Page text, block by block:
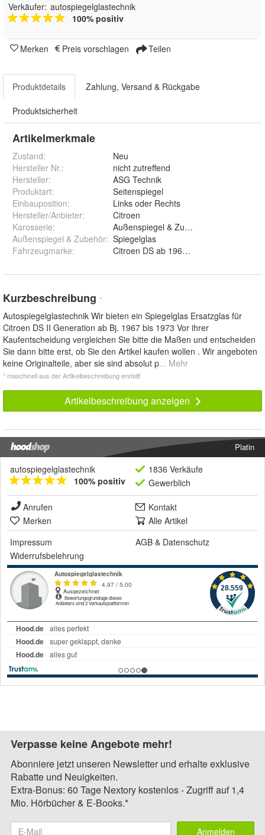
Verkäufer: autospiegelglastechnik
100% positiv
Merken Preis vorschlagen Teilen
Produktdetails Zahlung, Versand & Rückgabe
Produktsicherheit
Artikelmerkmale
Zustand:
Neu
Hersteller Nr.:
nicht zutreffend
Hersteller:
ASG Technik
Produktart:
Seitenspiegel
Einbauposition:
Links oder Rechts
Hersteller/Anbieter:
Citroen
Karosserie:
Außenspiegel & Zubehör
Außenspiegel & Zubehör: Spiegelglas
Fahrzeugmarke: Citroen DS ab 1967 II Generation
Kurzbeschreibung *
Autospiegelglastechnik Wir bieten ein Spiegelglas Ersatzglas für
Citroen DS II Generation ab Bj. 1967 bis 1973 Vor ihrer
Kaufentscheidung vergleichen Sie bitte die Maßen und entscheiden
Sie dann bitte erst, ob Sie den Artikel kaufen wollen . Wir angeboten
keine Originalteile, aber sie sind absolut p... Mehr
* maschinell aus der Artikelbeschreibung erstellt
Artikelbeschreibung anzeigen
Platin
autospiegelglastechnik
100% positiv
1836 Verkäufe
Gewerblich
Anrufen
Kontakt
Merken
Alle Artikel
Impressum
AGB & Datenschutz
Widerrufsbelehrung
Verpasse keine Angebote mehr!
Abonniere jetzt unseren Newsletter und erhalte exklusive
Rabatte und Neuigkeiten.
Extra-Bonus: 60 Tage Nextory kostenlos - Zugriff auf 1,4
Mio. Hörbücher & E-Books.*
Anmelden